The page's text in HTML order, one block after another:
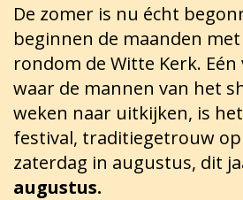
De zomer is nu écht
beginnen de maanden
rondom de Witte Kerk. Eén
waar de mannen van het
weken naar uitkijken, is
festival, traditiegetrouw op
zaterdag in augustus, dit
augustus.